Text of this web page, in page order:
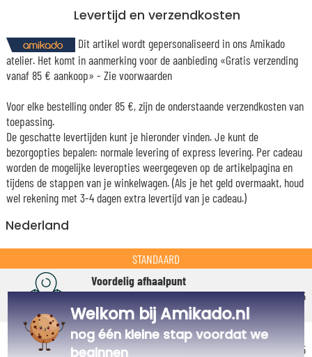
Levertijd en verzendkosten
Dit artikel wordt gepersonaliseerd in ons Amikado
atelier. Het komt in aanmerking voor de aanbieding «Gratis verzending
vanaf 85 € aankoop» - Zie voorwaarden
Voor elke bestelling onder 85 €, zijn de onderstaande verzendkosten van
toepassing.
De geschatte levertijden kunt je hieronder vinden. Je kunt de
bezorgopties bepalen: normale levering of express levering. Per cadeau
worden de mogelijke leveropties weergegeven op de artikelpagina en
tijdens de stappen van je winkelwagen. (Als je het geld overmaakt, houd
wel rekening met 3-4 dagen extra levertijd van je cadeau.)
Nederland
STANDAARD
Voordelig afhaalpunt
Geschatte afleverdatum
Vrijdag 14 augustus 2026
€ 5,25
Voordelig thuisbezorging
Geschatte afleverdatum
€ 5,95
Welkom bij Amikado.nl
nog één kleine stap voordat we
beginnen